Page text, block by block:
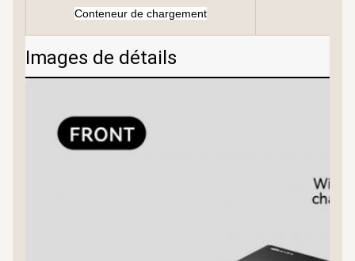
Conteneur de chargement
Images de détails